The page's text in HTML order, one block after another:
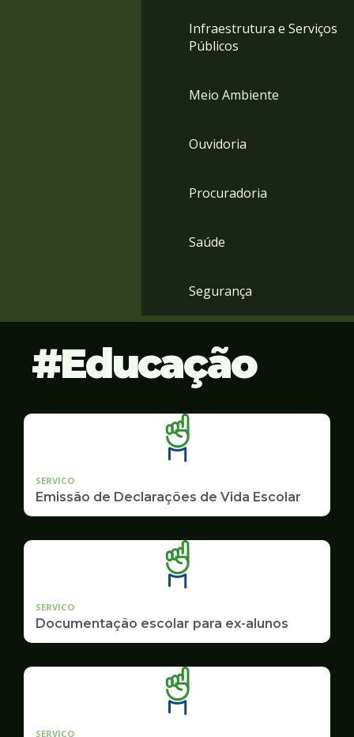
Infraestrutura e Serviços
Públicos
Meio Ambiente
Ouvidoria
Procuradoria
Saúde
Segurança
Educação
SERVICO
Emissão de Declarações de Vida Escolar
SERVICO
Documentação escolar para ex-alunos
SERVICO